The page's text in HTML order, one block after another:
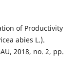
of Productivity
abies L.).
2018, no. 2, pp.